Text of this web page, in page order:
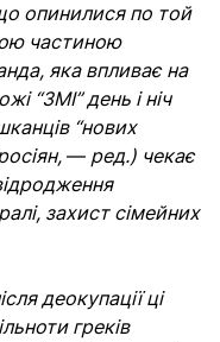
опинилися по той
частиною
яка впливає на
“ЗМІ” день і ніч
“нових
— ред.) чекає
захист сімейних
деокупації ці
греків